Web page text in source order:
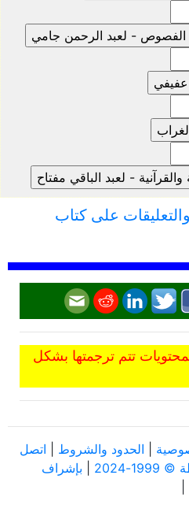
على كتاب
تتم ترجمتها بشكل
الحدود والشروط
اتصل
2024
بإشراف